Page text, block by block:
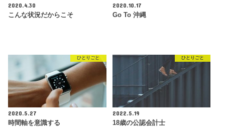
2020.4.30
こんな状況だからこそ
2020.10.17
Go To 沖縄
ひとりごと
2020.5.27
時間軸を意識する
ひとりごと
2022.5.19
18歳の公認会計士